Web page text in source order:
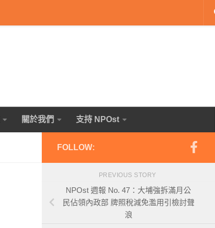
關於我們 支持 NPOst
FOLLOW:
PREVIOUS STORY
NPOst 週報 No. 47：大埔強拆滿月公
民佔領內政部 牌照稅減免濫用引檢討聲
浪